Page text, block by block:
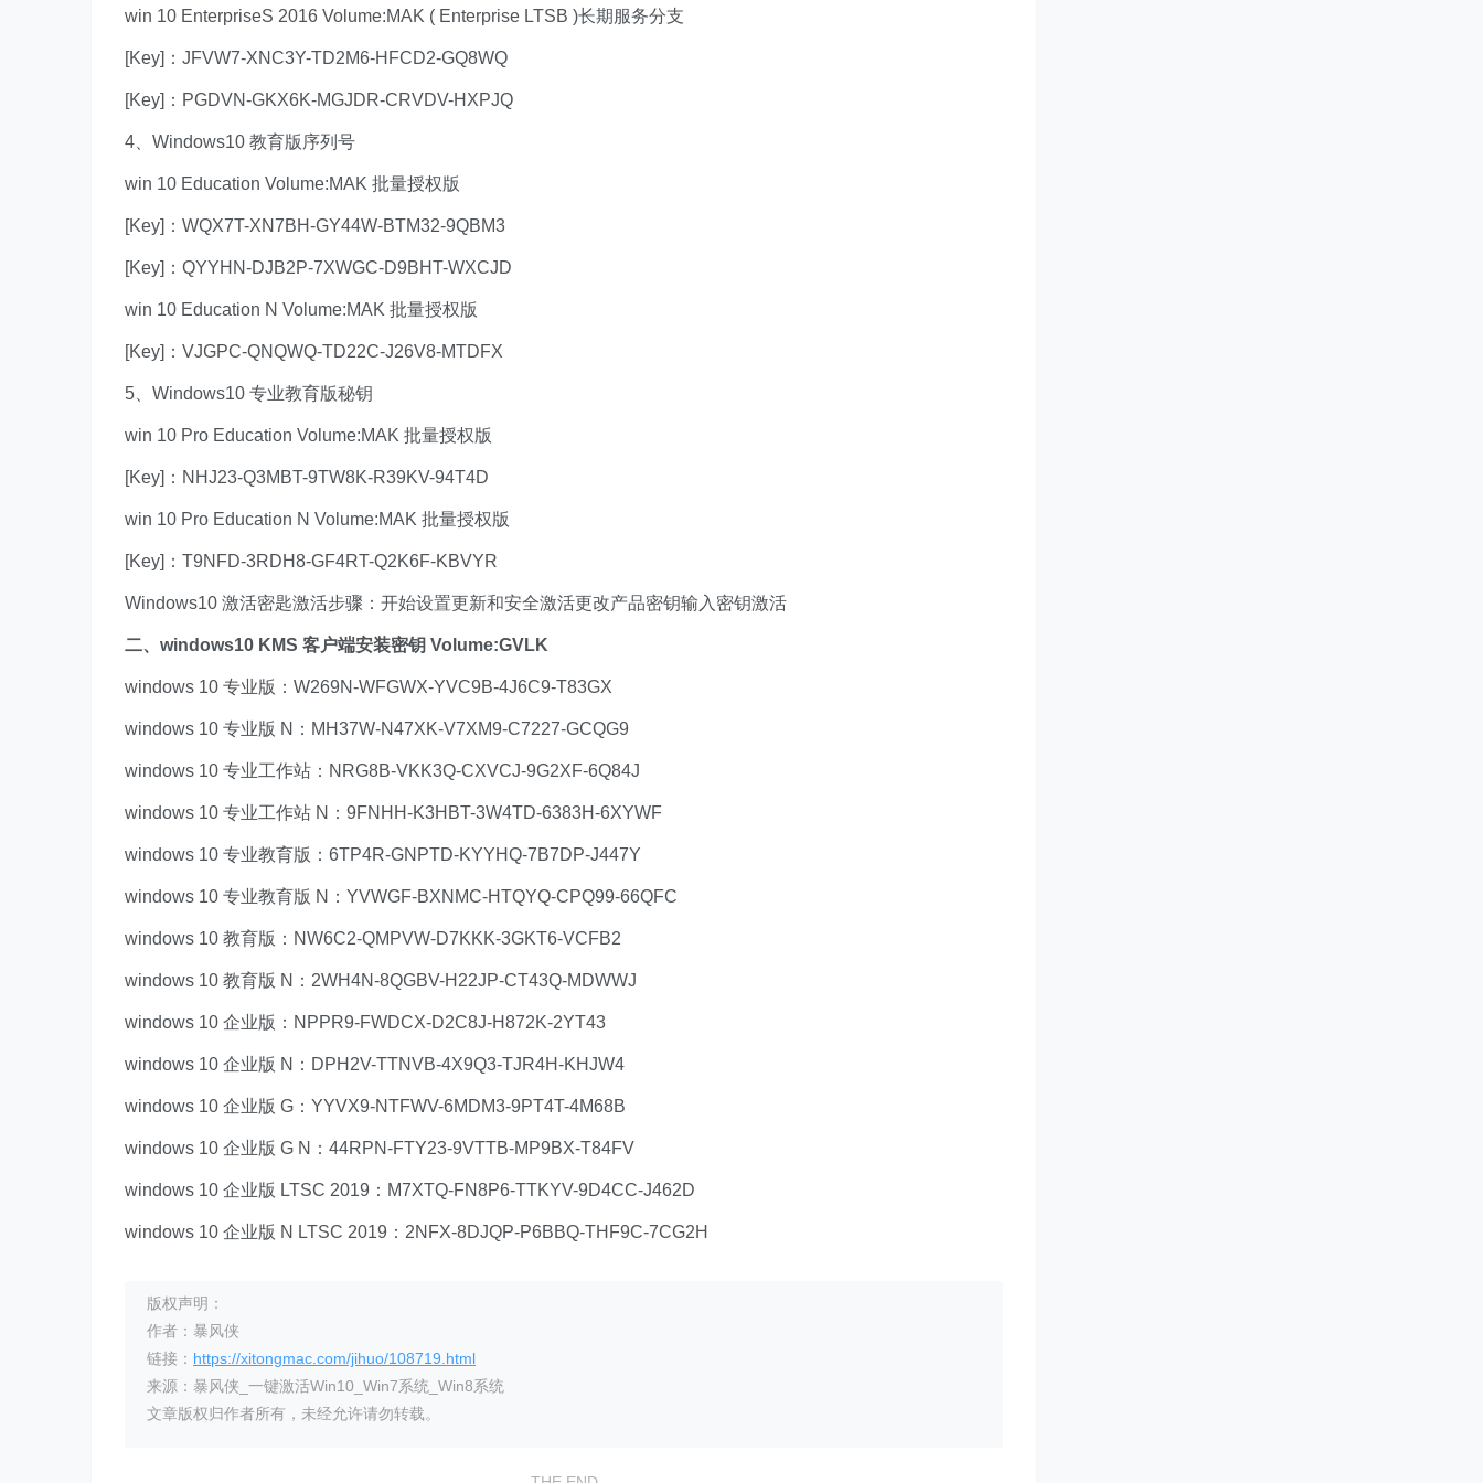
win 10 EnterpriseS 2016 Volume:MAK ( Enterprise LTSB )长期服务分支
[Key]：JFVW7-XNC3Y-TD2M6-HFCD2-GQ8WQ
[Key]：PGDVN-GKX6K-MGJDR-CRVDV-HXPJQ
4、Windows10 教育版序列号
win 10 Education Volume:MAK 批量授权版
[Key]：WQX7T-XN7BH-GY44W-BTM32-9QBM3
[Key]：QYYHN-DJB2P-7XWGC-D9BHT-WXCJD
win 10 Education N Volume:MAK 批量授权版
[Key]：VJGPC-QNQWQ-TD22C-J26V8-MTDFX
5、Windows10 专业教育版秘钥
win 10 Pro Education Volume:MAK 批量授权版
[Key]：NHJ23-Q3MBT-9TW8K-R39KV-94T4D
win 10 Pro Education N Volume:MAK 批量授权版
[Key]：T9NFD-3RDH8-GF4RT-Q2K6F-KBVYR
Windows10 激活密匙激活步骤：开始设置更新和安全激活更改产品密钥输入密钥激活
二、windows10 KMS 客户端安装密钥 Volume:GVLK
windows 10 专业版：W269N-WFGWX-YVC9B-4J6C9-T83GX
windows 10 专业版 N：MH37W-N47XK-V7XM9-C7227-GCQG9
windows 10 专业工作站：NRG8B-VKK3Q-CXVCJ-9G2XF-6Q84J
windows 10 专业工作站 N：9FNHH-K3HBT-3W4TD-6383H-6XYWF
windows 10 专业教育版：6TP4R-GNPTD-KYYHQ-7B7DP-J447Y
windows 10 专业教育版 N：YVWGF-BXNMC-HTQYQ-CPQ99-66QFC
windows 10 教育版：NW6C2-QMPVW-D7KKK-3GKT6-VCFB2
windows 10 教育版 N：2WH4N-8QGBV-H22JP-CT43Q-MDWWJ
windows 10 企业版：NPPR9-FWDCX-D2C8J-H872K-2YT43
windows 10 企业版 N：DPH2V-TTNVB-4X9Q3-TJR4H-KHJW4
windows 10 企业版 G：YYVX9-NTFWV-6MDM3-9PT4T-4M68B
windows 10 企业版 G N：44RPN-FTY23-9VTTB-MP9BX-T84FV
windows 10 企业版 LTSC 2019：M7XTQ-FN8P6-TTKYV-9D4CC-J462D
windows 10 企业版 N LTSC 2019：2NFX-8DJQP-P6BBQ-THF9C-7CG2H
版权声明：
作者：暴风侠
链接： https://xitongmac.com/jihuo/108719.html
来源：暴风侠_一键激活Win10_Win7系统_Win8系统
文章版权归作者所有，未经允许请勿转载。